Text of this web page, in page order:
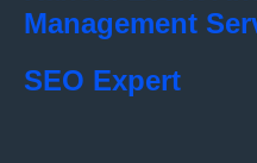
Management
SEO Expert